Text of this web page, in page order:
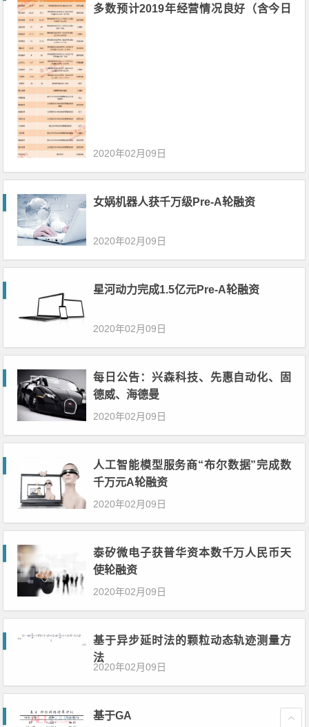
多数预计2019年经营情况良好（含今日
2020年02月09日
女娲机器人获千万级Pre-A轮融资
2020年02月09日
星河动力完成1.5亿元Pre-A轮融资
2020年02月09日
每日公告：兴森科技、先惠自动化、固
德威、海德曼
2020年02月09日
人工智能模型服务商“布尔数据”完成数
千万元A轮融资
2020年02月09日
泰矽微电子获普华资本数千万人民币天
使轮融资
2020年02月09日
基于异步延时法的颗粒动态轨迹测量方
法
2020年02月09日
基于GA